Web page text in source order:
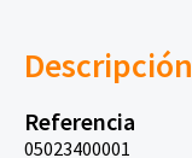
Descripción
Referencia
05023400001